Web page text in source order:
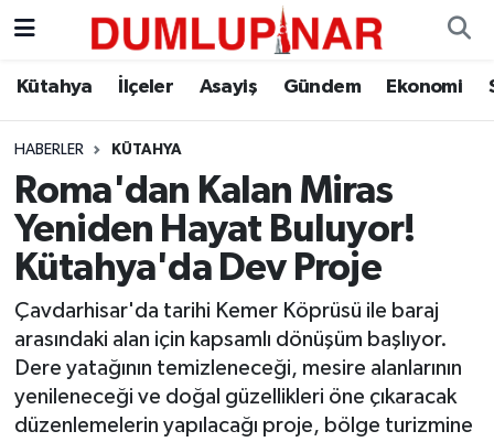
Kütahya İlçeler Asayiş Gündem Ekonomi
HABERLER KÜTAHYA
Roma'dan Kalan Miras
Yeniden Hayat Buluyor!
Kütahya'da Dev Proje
Çavdarhisar'da tarihi Kemer Köprüsü ile baraj
arasındaki alan için kapsamlı dönüşüm başlıyor.
Dere yatağının temizleneceği, mesire alanlarının
yenileneceği ve doğal güzellikleri öne çıkaracak
düzenlemelerin yapılacağı proje, bölge turizmine
Asayiş
Diğer
Dünya
Eğitim
Ekonomi
Eleman
Emlak
Kütahya Hava Durumu
Kütahya Trafik Yoğunluk Haritası
Süper Lig Puan Durumu ve Fikstür
Tüm Manşetler
Son Dakika Haberleri
Haber Arşivi